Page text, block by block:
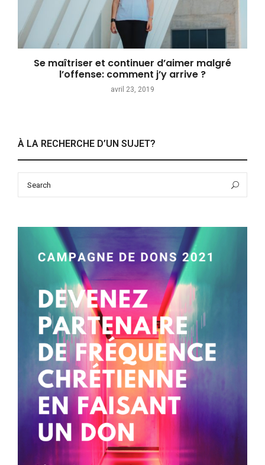
Se maîtriser et continuer d’aimer malgré
l’offense: comment j’y arrive ?
avril 23, 2019
À LA RECHERCHE D’UN SUJET?